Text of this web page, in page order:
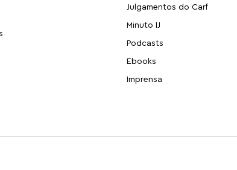
Julgamentos do Carf
Minuto IJ
Podcasts
Ebooks
Imprensa